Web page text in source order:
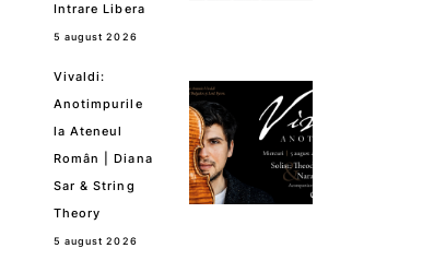
Intrare Libera
5 august 2026
Vivaldi:
Anotimpurile
la Ateneul
Român | Diana
Sar & String
Theory
5 august 2026